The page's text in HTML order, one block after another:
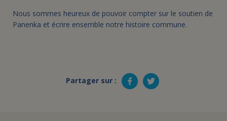
Nous sommes heureux de pouvoir compter sur le soutien de
Panenka et écrire ensemble notre histoire commune.
Partager sur :